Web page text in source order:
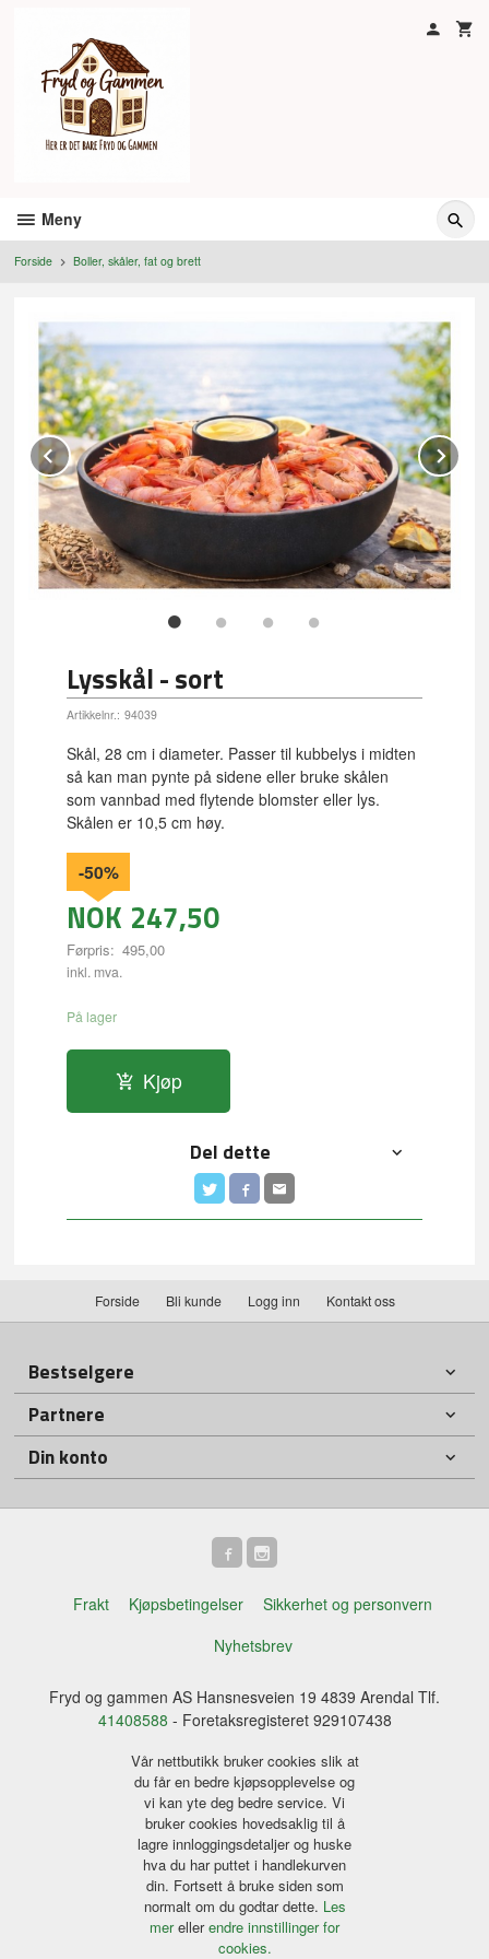
Meny
Forside Boller, skåler, fat og brett
Prev
Lysskål - sort
Artikkelnr.: 94039
Skål, 28 cm i diameter. Passer til kubbelys i midten
så kan man pynte på sidene eller bruke skålen
som vannbad med flytende blomster eller lys.
Skålen er 10,5 cm høy.
NOK 247,50
Førpris: 495,00
Rabatt
-50%
inkl. mva.
På lager
Kjøp
Del dette
Forside Bli kunde Logg inn Kontakt oss
Bestselgere
Partnere
Din konto
Frakt Kjøpsbetingelser
Sikkerhet og personvern
Nyhetsbrev
Fryd og gammen AS Hansnesveien 19 4839 Arendal Tlf.
41408588 - Foretaksregisteret 929107438
Vår nettbutikk bruker cookies slik at
du får en bedre kjøpsopplevelse og
vi kan yte deg bedre service. Vi
bruker cookies hovedsaklig til å
lagre innloggingsdetaljer og huske
hva du har puttet i handlekurven
din. Fortsett å bruke siden som
normalt om du godtar dette. Les
merellerendre innstillinger for
cookies.